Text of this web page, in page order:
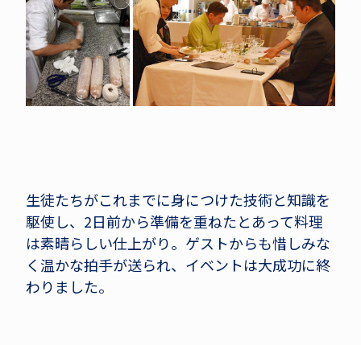
生徒たちがこれまでに身につけた技術と知識を
駆使し、2日前から準備を重ねたとあって料理
は素晴らしい仕上がり。ゲストからも惜しみな
く温かな拍手が送られ、イベントは大成功に終
わりました。